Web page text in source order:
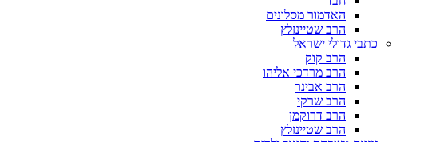
האדמור מסלונים
הרב שטיינזלץ
כתבי גדולי ישראל
הרב קוק
הרב מרדכי אליהו
הרב אבינר
הרב שרקי
הרב דרוקמן
הרב שטיינזלץ